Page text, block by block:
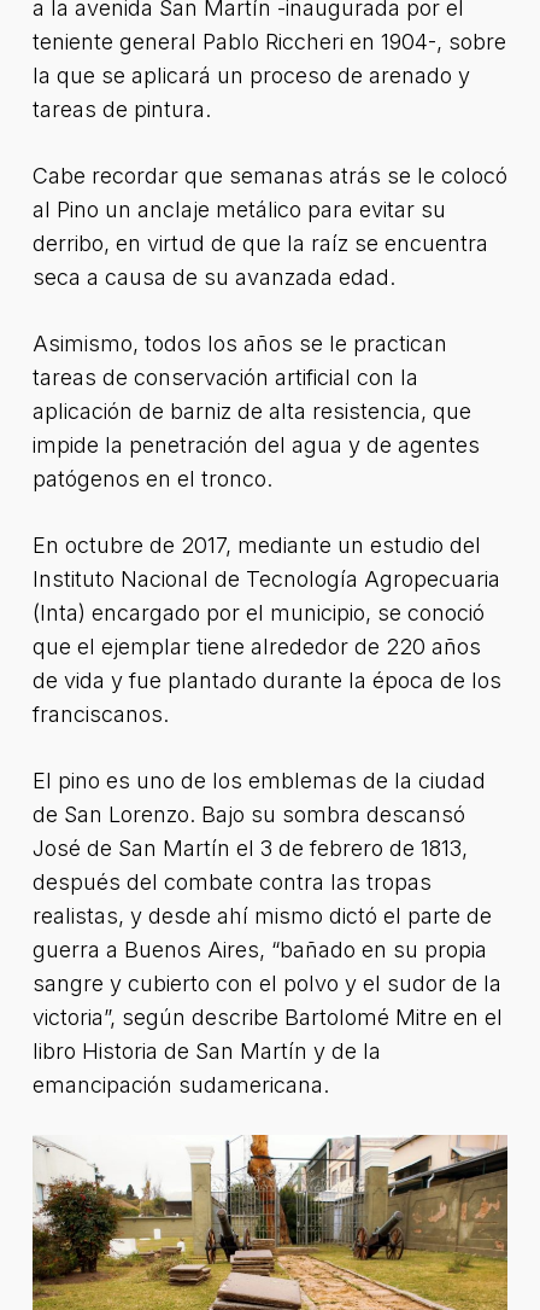
a la avenida San Martín -inaugurada por el
teniente general Pablo Riccheri en 1904-, sobre
la que se aplicará un proceso de arenado y
tareas de pintura.
Cabe recordar que semanas atrás se le colocó
al Pino un anclaje metálico para evitar su
derribo, en virtud de que la raíz se encuentra
seca a causa de su avanzada edad.
Asimismo, todos los años se le practican
tareas de conservación artificial con la
aplicación de barniz de alta resistencia, que
impide la penetración del agua y de agentes
patógenos en el tronco.
En octubre de 2017, mediante un estudio del
Instituto Nacional de Tecnología Agropecuaria
(Inta) encargado por el municipio, se conoció
que el ejemplar tiene alrededor de 220 años
de vida y fue plantado durante la época de los
franciscanos.
El pino es uno de los emblemas de la ciudad
de San Lorenzo. Bajo su sombra descansó
José de San Martín el 3 de febrero de 1813,
después del combate contra las tropas
realistas, y desde ahí mismo dictó el parte de
guerra a Buenos Aires, “bañado en su propia
sangre y cubierto con el polvo y el sudor de la
victoria”, según describe Bartolomé Mitre en el
libro Historia de San Martín y de la
emancipación sudamericana.